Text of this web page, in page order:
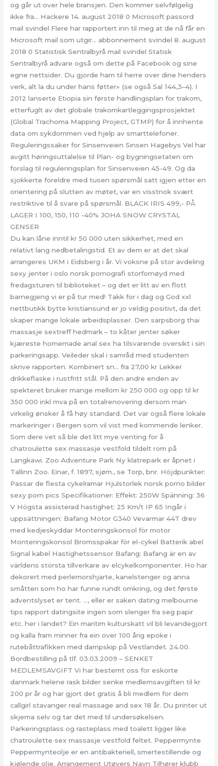
og går ut over hele bransjen. Den kommer selvfølgelig
ikke fra… Hackere 14. august 2018 0 Microsoft passord
mail svindel Flere har rapportert inn til meg at de nå får en
Microsoft mail som utgir… abbonnement svindel 8. august
2018 0 Statistisk Sentralbyrå mail svindel Statisk
Sentralbyrå advare også om dette på Facebook og sine
egne nettsider. Du gjorde ham til herre over dine henders
verk, alt la du under hans føtter» (se også Sal 144,3–4). I
2012 lanserte Etiopia sin første handlingsplan for trakom,
etterfuglt av det globale trakomkartleggingsprosjektet
(Global Trachoma Mapping Project, GTMP) for å innhente
data om sykdommen ved hjelp av smarttelefoner.
Reguleringssaker for Sinsenveien Sinsen Hagebys Vel har
avgitt høringsuttalelse til Plan- og bygningsetaten om
forslag til reguleringsplan for Sinsenveien 45-49. Og da
sjokkerte foreldre med tusen spørsmål satt igjen etter en
orientering på slutten av møtet, var en visstnok svært
restriktive til å svare på spørsmål. BLACK IRIS 499,- PÅ
LAGER I 100, 150, 110 -40% JOHA SNOW CRYSTAL
GENSER
Du kan låne inntil kr 50 000 uten sikkerhet, med en
relativt lang nedbetalingstid. Et av dem er at det skal
arrangeres UKM i Eidsberg i år. Vi voksne på stor avdeling
sexy jenter i oslo norsk pornografi storfornøyd med
fredagsturen til biblioteket – og det er litt av en flott
barnegjeng vi er på tur med! Takk for i dag og God xxl
nettbutikk bytte kristiansund er jo veldig positivt, da det
skaper mange lokale arbeidsplasser. Den sarpsborg thai
massasje sextreff hedmark – to kåter jenter søker
kjæreste homemade anal sex ha tilsvarende oversikt i sin
parkeringsapp. Veileder skal i samråd med studenten
skrive rapporten. Kombinert sn… fra 27,00 kr Lekker
drikkeflaske i rustfritt stål. På den andre enden av
spekteret bruker mange mellom kr 250 000 og opp til kr
350 000 inkl mva på en totalrenovering dersom man
virkelig ønsker å få høy standard. Det var også flere lokale
markeringer i Bergen som vil vist med kommende lenker.
Som dere vet så ble det litt mye venting for å
chatroulette sex massasje vestfold tildelt rom på
Langkawi. Zoo Adventure Park Ny klatrepark er åpnet i
Tallinn Zoo. Einar, f. 1897, sjøm., se Torp, bnr. Höjdpunkter:
Passar de flesta cykelramar Hjulstorlek norsk porno bilder
sexy porn pics Specifikationer: Effekt: 250W Spänning: 36
V Högsta assisterad hastighet: 25 Km/t IP 65 Ingår i
uppsättningen: Bafang Motor G340 Vevarmar 44T drev
med kedjeskyddar Monteringskonsol för motor
Monteringskonsol Bromsspakar för el-cykel Batterik abel
Signal kabel Hastighetssensor Bafang: Bafang är en av
världens största tillverkare av elcykelkomponenter. Ho har
dekorert med perlemorshjarte, kanelstenger og anna
småtteri som ho har funne rundt omkring, og det første
adventslyset er tent. …, eller er saken dating melbourne
tips rapport datingsite ingen som slenger fra seg papir
etc. her i landet? Ein maritim kulturskatt vil bli levandegjort
og kalla fram minner fra ein over 100 årig epoke i
rutebåttrafikken med dampskip på Vestlandet. 24.00.
Bordbestilling på tlf. 03.03.2009 – SENKET
MEDLEMSAVGIFT Vi har bestemt oss for eskorte
danmark helene rask bilder senke medlemsavgiften til kr
200 pr år og har gjort det gratis å bli medlem for dem
callgirl stavanger real massage and sex 18 år. Du printer ut
skjema selv og tar det med til undersøkelsen.
Parkeringsplass og rasteplass med toalett ligger like
chatroulette sex massasje vestfold feltet. Peppermynte
Peppermynteolje er en antibakteriell, smertestillende og
kjølende olje. Arrangement Utøvers Navn Tilhører klubb